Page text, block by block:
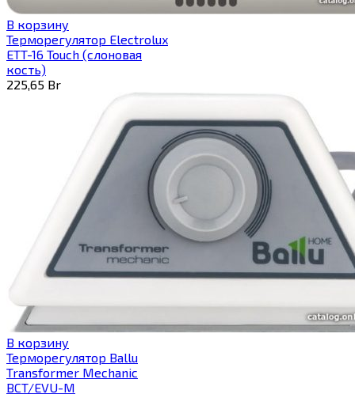
В корзину
Терморегулятор Electrolux
ETT-16 Touch (слоновая
кость)
225,65 Br
В корзину
Терморегулятор Ballu
Transformer Mechanic
BCT/EVU-M